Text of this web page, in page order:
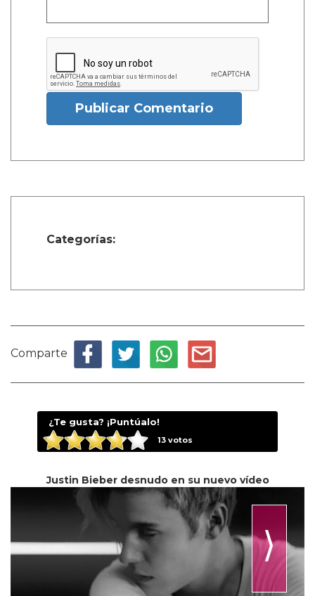
Publicar Comentario
Categorías:
Comparte
¿Te gusta? ¡Puntúalo!
13votos
Justin Bieber desnudo en su nuevo vídeo
⟩